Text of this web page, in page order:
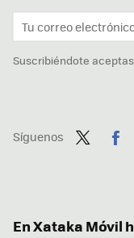
Suscribiéndote
Síguenos
En Xataka Móvil